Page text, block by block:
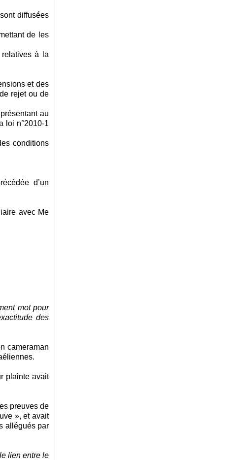
diffusées
de les
à la
et des
rejet ou de
au
loi n°2010-1
conditions
d’un
avec Me
mot pour
des
cameraman
plainte avait
preuves de
», et avait
allégués par
lien entre le